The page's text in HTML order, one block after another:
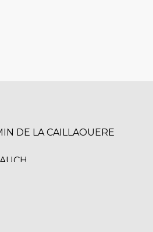
DE LA CAILLAOUERE